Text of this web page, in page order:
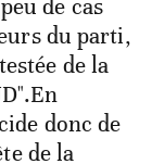
de cas
du parti,
de la
donc de
de la